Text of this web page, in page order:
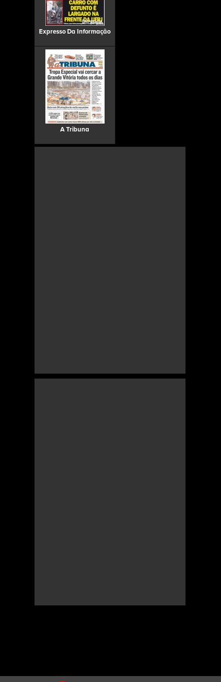
Expresso Da Informação
A Tribuna